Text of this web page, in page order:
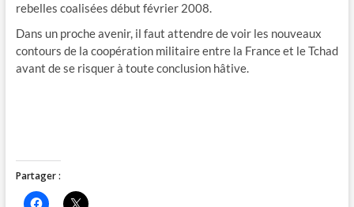
rebelles coalisées début février 2008.
Dans un proche avenir, il faut attendre de voir les nouveaux
contours de la coopération militaire entre la France et le Tchad
avant de se risquer à toute conclusion hâtive.
Partager :
C C